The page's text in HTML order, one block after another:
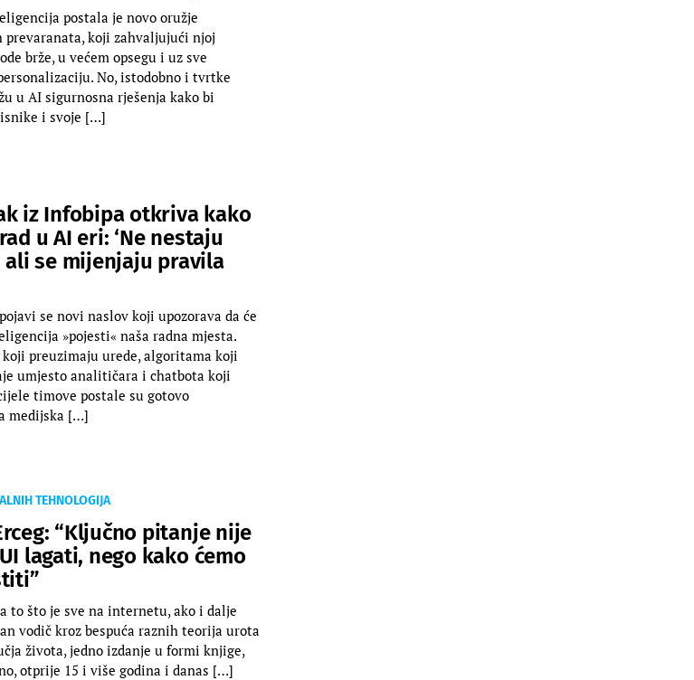
postala je novo oružje
koji zahvaljujući njoj
brže, u većem opsegu i uz sve
No, istodobno i tvrtke
u AI sigurnosna rješenja kako bi
i svoje […]
iz Infobipa otkriva kako
u AI eri: ‘Ne nestaju
ali se mijenjaju pravila
se novi naslov koji upozorava da će
»pojesti« naša radna mjesta.
preuzimaju urede, algoritama koji
umjesto analitičara i chatbota koji
timove postale su gotovo
medijska […]
TEHNOLOGIJA
“Ključno pitanje nije
lagati, nego kako ćemo
to što je sve na internetu, ako i dalje
vodič kroz bespuća raznih teorija urota
života, jedno izdanje u formi knjige,
otprije 15 i više godina i danas […]